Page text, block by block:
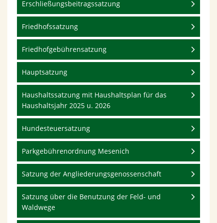
Erschließungsbeitragssatzung
Friedhofssatzung
Friedhofgebührensatzung
Hauptsatzung
Haushaltssatzung mit Haushaltsplan für das
Haushaltsjahr 2025 u. 2026
Hundesteuersatzung
Parkgebührenordnung Mesenich
Satzung der Angliederungsgenossenschaft
Satzung über die Benutzung der Feld- und
Waldwege